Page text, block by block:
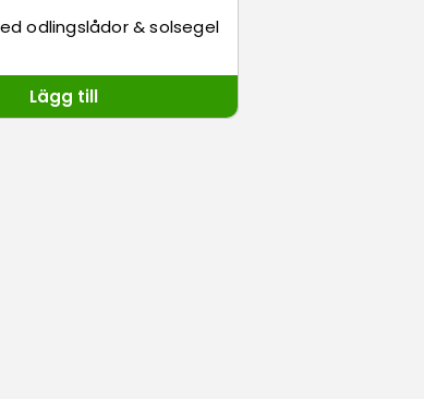
odlingslådor & solsegel
Lägg till